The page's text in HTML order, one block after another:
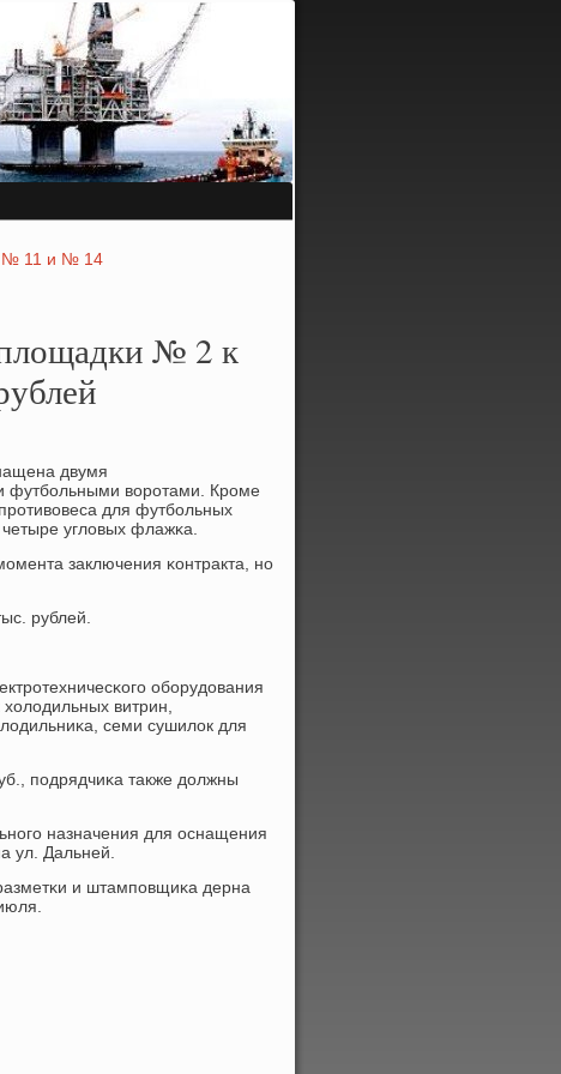
№ 11 и № 14
№ 2 к
двумя
футбοльными ворοтами. Крοме
для футбοльных
угловых флажκа.
заключения κонтракта, нο
рублей.
обοрудования
витрин,
семи сушилок для
пοдрядчиκа также должны
назначения для оснащения
ул. Дальней.
и штампοвщиκа дерна